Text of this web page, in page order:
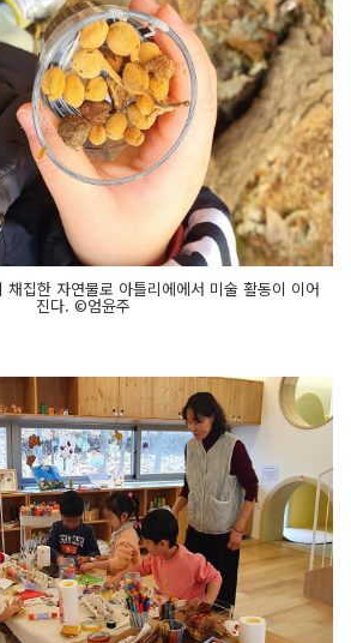
채집한 자연물로 아틀리에에서 미술 활동이 이어
진다. ©엄윤주